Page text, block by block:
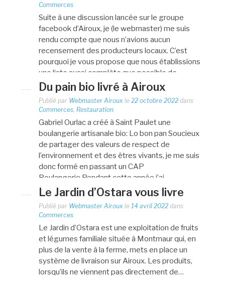
Commerces
Suite à une discussion lancée sur le groupe
facebook d’Airoux, je (le webmaster) me suis
rendu compte que nous n’avions aucun
recensement des producteurs locaux. C’est
pourquoi je vous propose que nous établissions
une liste aussi complète que possible de…
Du pain bio livré à Airoux
Publié par Webmaster Airoux le22 octobre 2022 dans
Commerces,Restauration
Gabriel Ourlac a créé à Saint Paulet une
boulangerie artisanale bio: Lo bon pan Soucieux
de partager des valeurs de respect de
l’environnement et des êtres vivants, je me suis
donc formé en passant un CAP
Boulangerie.Pendant cette année j’ai…
Le Jardin d’Ostara vous livre
Publié par Webmaster Airoux le 14 avril 2022 dans
Commerces
Le Jardin d’Ostara est une exploitation de fruits
et légumes familiale située à Montmaur qui, en
plus de la vente à la ferme, mets en place un
système de livraison sur Airoux. Les produits,
lorsqu’ils ne viennent pas directement de…